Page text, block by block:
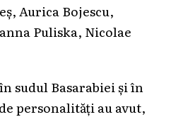
Aurica Bojescu,
Puliska, Nicolae
sudul Basarabiei și în
personalități au avut,